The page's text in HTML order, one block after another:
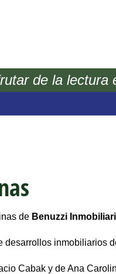
de la lectura
de Benuzzi
desarrollos inmobiliarios
Cabak y de Ana